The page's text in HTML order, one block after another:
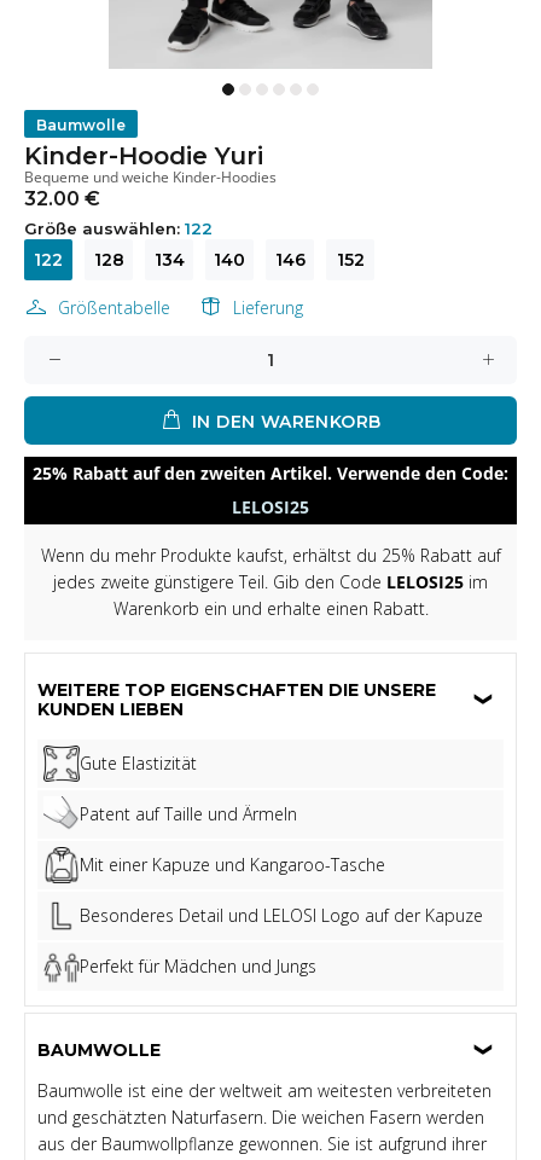
Baumwolle
Kinder-Hoodie Yuri
Bequeme und weiche Kinder-Hoodies
32.00 €
Größe auswählen: 122
122 128 134 140 146 152
Größentabelle Lieferung
IN DEN WARENKORB
25% Rabatt auf den zweiten Artikel. Verwende den Code:
LELOSI25
Wenn du mehr Produkte kaufst, erhältst du 25% Rabatt auf
jedes zweite günstigere Teil. Gib den Code LELOSI25 im
Warenkorb ein und erhalte einen Rabatt.
WEITERE TOP EIGENSCHAFTEN DIE UNSERE
KUNDEN LIEBEN
Gute Elastizität
Patent auf Taille und Ärmeln
Mit einer Kapuze und Kangaroo-Tasche
Besonderes Detail und LELOSI Logo auf der Kapuze
Perfekt für Mädchen und Jungs
BAUMWOLLE
Baumwolle ist eine der weltweit am weitesten verbreiteten
und geschätzten Naturfasern. Die weichen Fasern werden
aus der Baumwollpflanze gewonnen. Sie ist aufgrund ihrer